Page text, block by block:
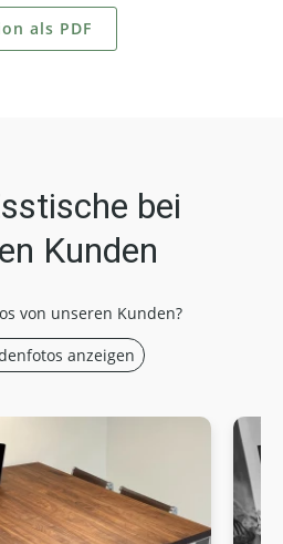
als PDF
bei
Kunden
von unseren Kunden?
anzeigen